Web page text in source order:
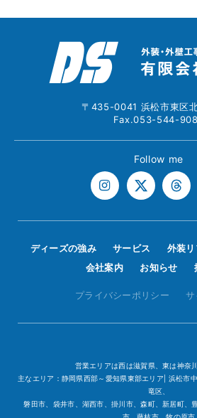
〒435-0041 浜松市東区
Fax.053-544-
Follow me
ディーズの強み サービス 外装
会社案内
お知らせ
プライバシーポリシー
営業エリアは西は滋賀県、東は神奈
主なエリア：静岡県西部～愛知県東部エリア| 浜松市
竜区、
磐田市、袋井市、湖西市、掛川市、森町、新居町、